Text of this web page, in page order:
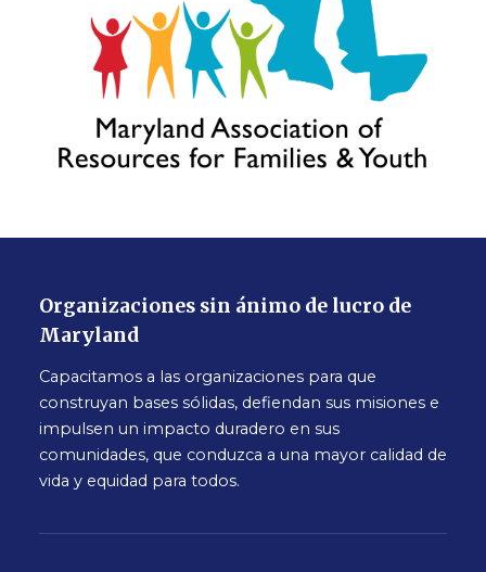
Organizaciones sin ánimo de lucro de
Maryland
Capacitamos a las organizaciones para que
construyan bases sólidas, defiendan sus misiones e
impulsen un impacto duradero en sus
comunidades, que conduzca a una mayor calidad de
vida y equidad para todos.